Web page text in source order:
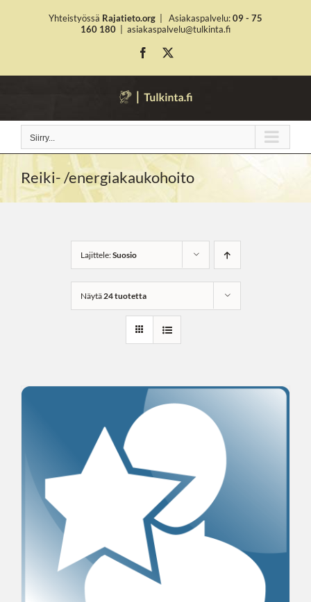
Yhteistyössä Rajatieto.org Asiakaspalvelu:09 - 75
160 180
asiakaspalvelu@tulkinta.fi
Facebook
Siirry...
Reiki- /energiakaukohoito
Lajittele:Suosio
Näytä 24 tuotetta